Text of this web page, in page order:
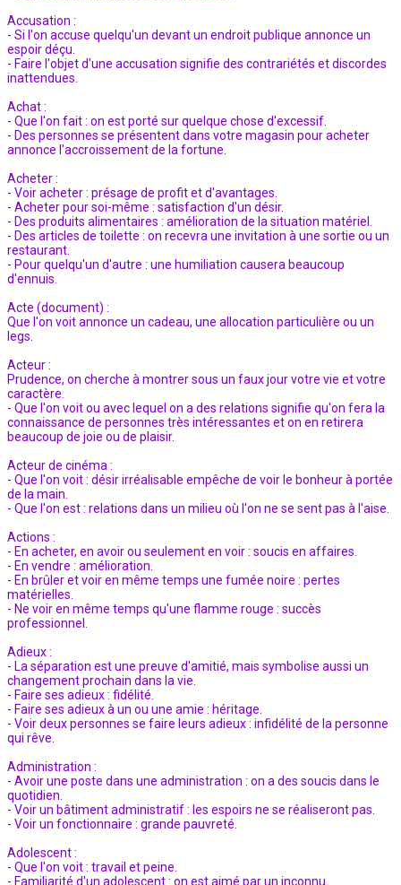
Accusation :
- Si l'on accuse quelqu'un devant un endroit publique annonce un
espoir déçu.
- Faire l'objet d'une accusation signifie des contrariétés et discordes
inattendues.
Achat :
- Que l'on fait : on est porté sur quelque chose d'excessif.
- Des personnes se présentent dans votre magasin pour acheter
annonce l'accroissement de la fortune.
Acheter :
- Voir acheter : présage de profit et d'avantages.
- Acheter pour soi-même : satisfaction d'un désir.
- Des produits alimentaires : amélioration de la situation matériel.
- Des articles de toilette : on recevra une invitation à une sortie ou un
restaurant.
- Pour quelqu'un d'autre : une humiliation causera beaucoup
d'ennuis.
Acte (document) :
Que l'on voit annonce un cadeau, une allocation particulière ou un
legs.
Acteur :
Prudence, on cherche à montrer sous un faux jour votre vie et votre
caractère.
- Que l'on voit ou avec lequel on a des relations signifie qu'on fera la
connaissance de personnes très intéressantes et on en retirera
beaucoup de joie ou de plaisir.
Acteur de cinéma :
- Que l'on voit : désir irréalisable empêche de voir le bonheur à portée
de la main.
- Que l'on est : relations dans un milieu où l'on ne se sent pas à l'aise.
Actions :
- En acheter, en avoir ou seulement en voir : soucis en affaires.
- En vendre : amélioration.
- En brûler et voir en même temps une fumée noire : pertes
matérielles.
- Ne voir en même temps qu'une flamme rouge : succès
professionnel.
Adieux :
- La séparation est une preuve d'amitié, mais symbolise aussi un
changement prochain dans la vie.
- Faire ses adieux : fidélité.
- Faire ses adieux à un ou une amie : héritage.
- Voir deux personnes se faire leurs adieux : infidélité de la personne
qui rêve.
Administration :
- Avoir une poste dans une administration : on a des soucis dans le
quotidien.
- Voir un bâtiment administratif : les espoirs ne se réaliseront pas.
- Voir un fonctionnaire : grande pauvreté.
Adolescent :
- Que l'on voit : travail et peine.
- Familiarité d'un adolescent : on est aimé par un inconnu.